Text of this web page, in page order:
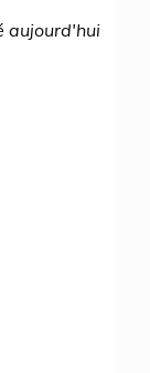
aujourd'hui